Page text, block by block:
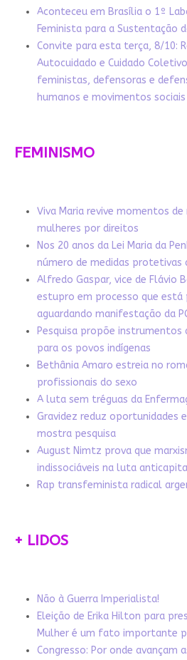
Aconteceu em Brasília o 1º
Feminista para a Sustentação
Convite para esta terça, 8/10:
Autocuidado e Cuidado
feministas, defensoras e
humanos e movimentos sociais
FEMINISMO
Viva Maria revive momentos
mulheres por direitos
Nos 20 anos da Lei Maria da
número de medidas protetivas
Alfredo Gaspar, vice de Flávio
estupro em processo que está
aguardando manifestação da
Pesquisa propõe instrumentos
para os povos indígenas
Bethânia Amaro estreia no
profissionais do sexo
A luta sem tréguas da
Gravidez reduz oportunidades
mostra pesquisa
August Nimtz prova que
indissociáveis na luta
Rap transfeminista radical
+ LIDOS
Não à Guerra Imperialista!
Eleição de Erika Hilton para
Mulher é um fato importante
Congresso: Por onde avançam